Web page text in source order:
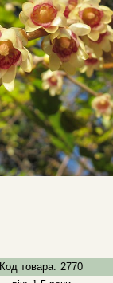
Код товара: 2770